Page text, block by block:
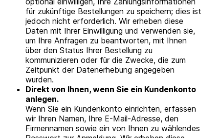
für zukünftige Bestellungen zu speichern; dies ist
jedoch nicht erforderlich. Wir erheben diese
Daten mit Ihrer Einwilligung und verwenden sie,
um Ihre Anfragen zu beantworten, mit Ihnen
über den Status Ihrer Bestellung zu
kommunizieren oder für die Zwecke, die zum
Zeitpunkt der Datenerhebung angegeben
wurden.
Direkt von Ihnen, wenn Sie ein Kundenkonto
anlegen.
Wenn Sie ein Kundenkonto einrichten, erfassen
wir Ihren Namen, Ihre E-Mail-Adresse, den
Firmennamen sowie ein von Ihnen zu wählendes